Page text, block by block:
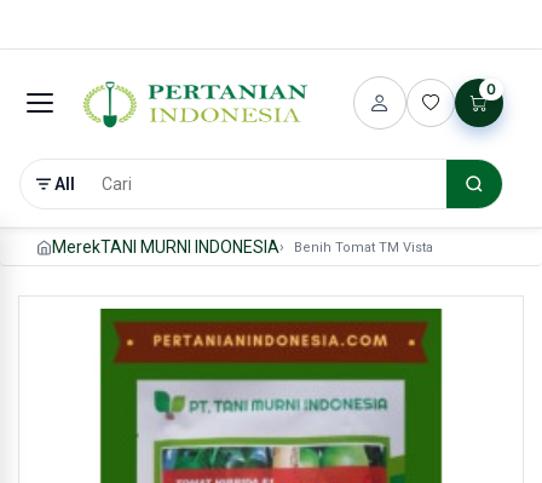
All
0
MerekTANI MURNI INDONESIA Benih Tomat TM Vista